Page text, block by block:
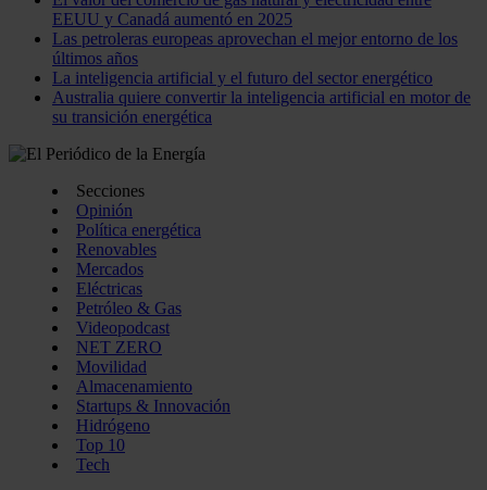
EEUU y Canadá aumentó en 2025
Las petroleras europeas aprovechan el mejor entorno de los
últimos años
La inteligencia artificial y el futuro del sector energético
Australia quiere convertir la inteligencia artificial en motor de
su transición energética
Secciones
Opinión
Política energética
Renovables
Mercados
Eléctricas
Petróleo & Gas
Videopodcast
NET ZERO
Movilidad
Almacenamiento
Startups & Innovación
Hidrógeno
Top 10
Tech